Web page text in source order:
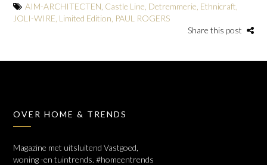
AIM-ARCHITECTEN Castle Line Detremmerie Ethnicraft
JOLI-WIRE Limited Edition PAUL ROGERS
Share this post
OVER HOME & TRENDS
Magazine met uitsluitend Vastgoed,
woning -en tuintrends. #homeentrends